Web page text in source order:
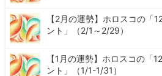
【2月の運勢】ホロスコの「
ント」（2/1～2/29）
【1月の運勢】ホロスコの「
ント」（1/1-1/31）